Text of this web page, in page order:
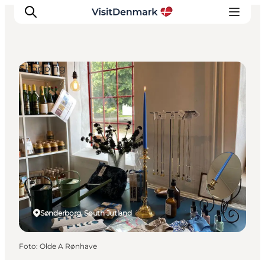
Inspiration
Resmål
Aktiviteter
Övernatta
Planera resan
Sønderborg, South Jutland
Shopping
Foto: Olde A Rønhave